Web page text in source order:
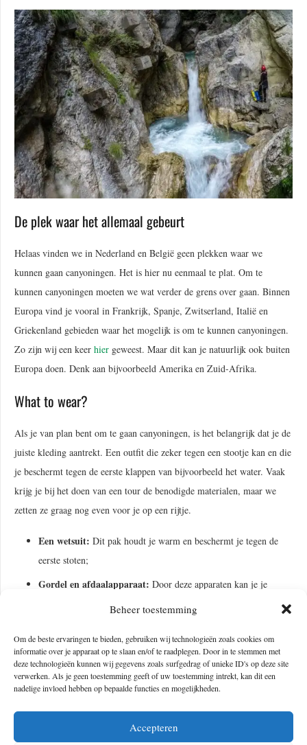
Beheer toestemming
Om de beste ervaringen te bieden, gebruiken wij technologieën zoals cookies om
informatie over je apparaat op te slaan en/of te raadplegen. Door in te stemmen met
deze technologieën kunnen wij gegevens zoals surfgedrag of unieke ID's op deze site
verwerken. Als je geen toestemming geeft of uw toestemming intrekt, kan dit een
nadelige invloed hebben op bepaalde functies en mogelijkheden.
Accepteren
De plek waar het allemaal gebeurt
Helaas vinden we in Nederland en België geen plekken waar we
kunnen gaan canyoningen. Het is hier nu eenmaal te plat. Om te
kunnen canyoningen moeten we wat verder de grens over gaan. Binnen
Europa vind je vooral in Frankrijk, Spanje, Zwitserland, Italië en
Griekenland gebieden waar het mogelijk is om te kunnen canyoningen.
Zo zijn wij een keer hier geweest. Maar dit kan je natuurlijk ook buiten
Europa doen. Denk aan bijvoorbeeld Amerika en Zuid-Afrika.
What to wear?
Als je van plan bent om te gaan canyoningen, is het belangrijk dat je de
juiste kleding aantrekt. Een outfit die zeker tegen een stootje kan en die
je beschermt tegen de eerste klappen van bijvoorbeeld het water. Vaak
krijg je bij het doen van een tour de benodigde materialen, maar we
zetten ze graag nog even voor je op een rijtje.
Een wetsuit: Dit pak houdt je warm en beschermt je tegen de
eerste stoten;
Gordel en afdaalapparaat: Door deze apparaten kan je je
verplaatsen naar beneden. Wel is het belangrijk om hierbij een
Een helm:Deze beschermt je als je valt en vangt de eerste
klappen op. Echt onmisbaar als je gaat canyoningen;
Een paar stevige schoenen:Deze beschermen je voeten en zolen
als je bijvoorbeeld aan het klimmen bent. Het is mogelijk om hier
speciale canyoning-schoenen voor te gebruiken. De schoenen